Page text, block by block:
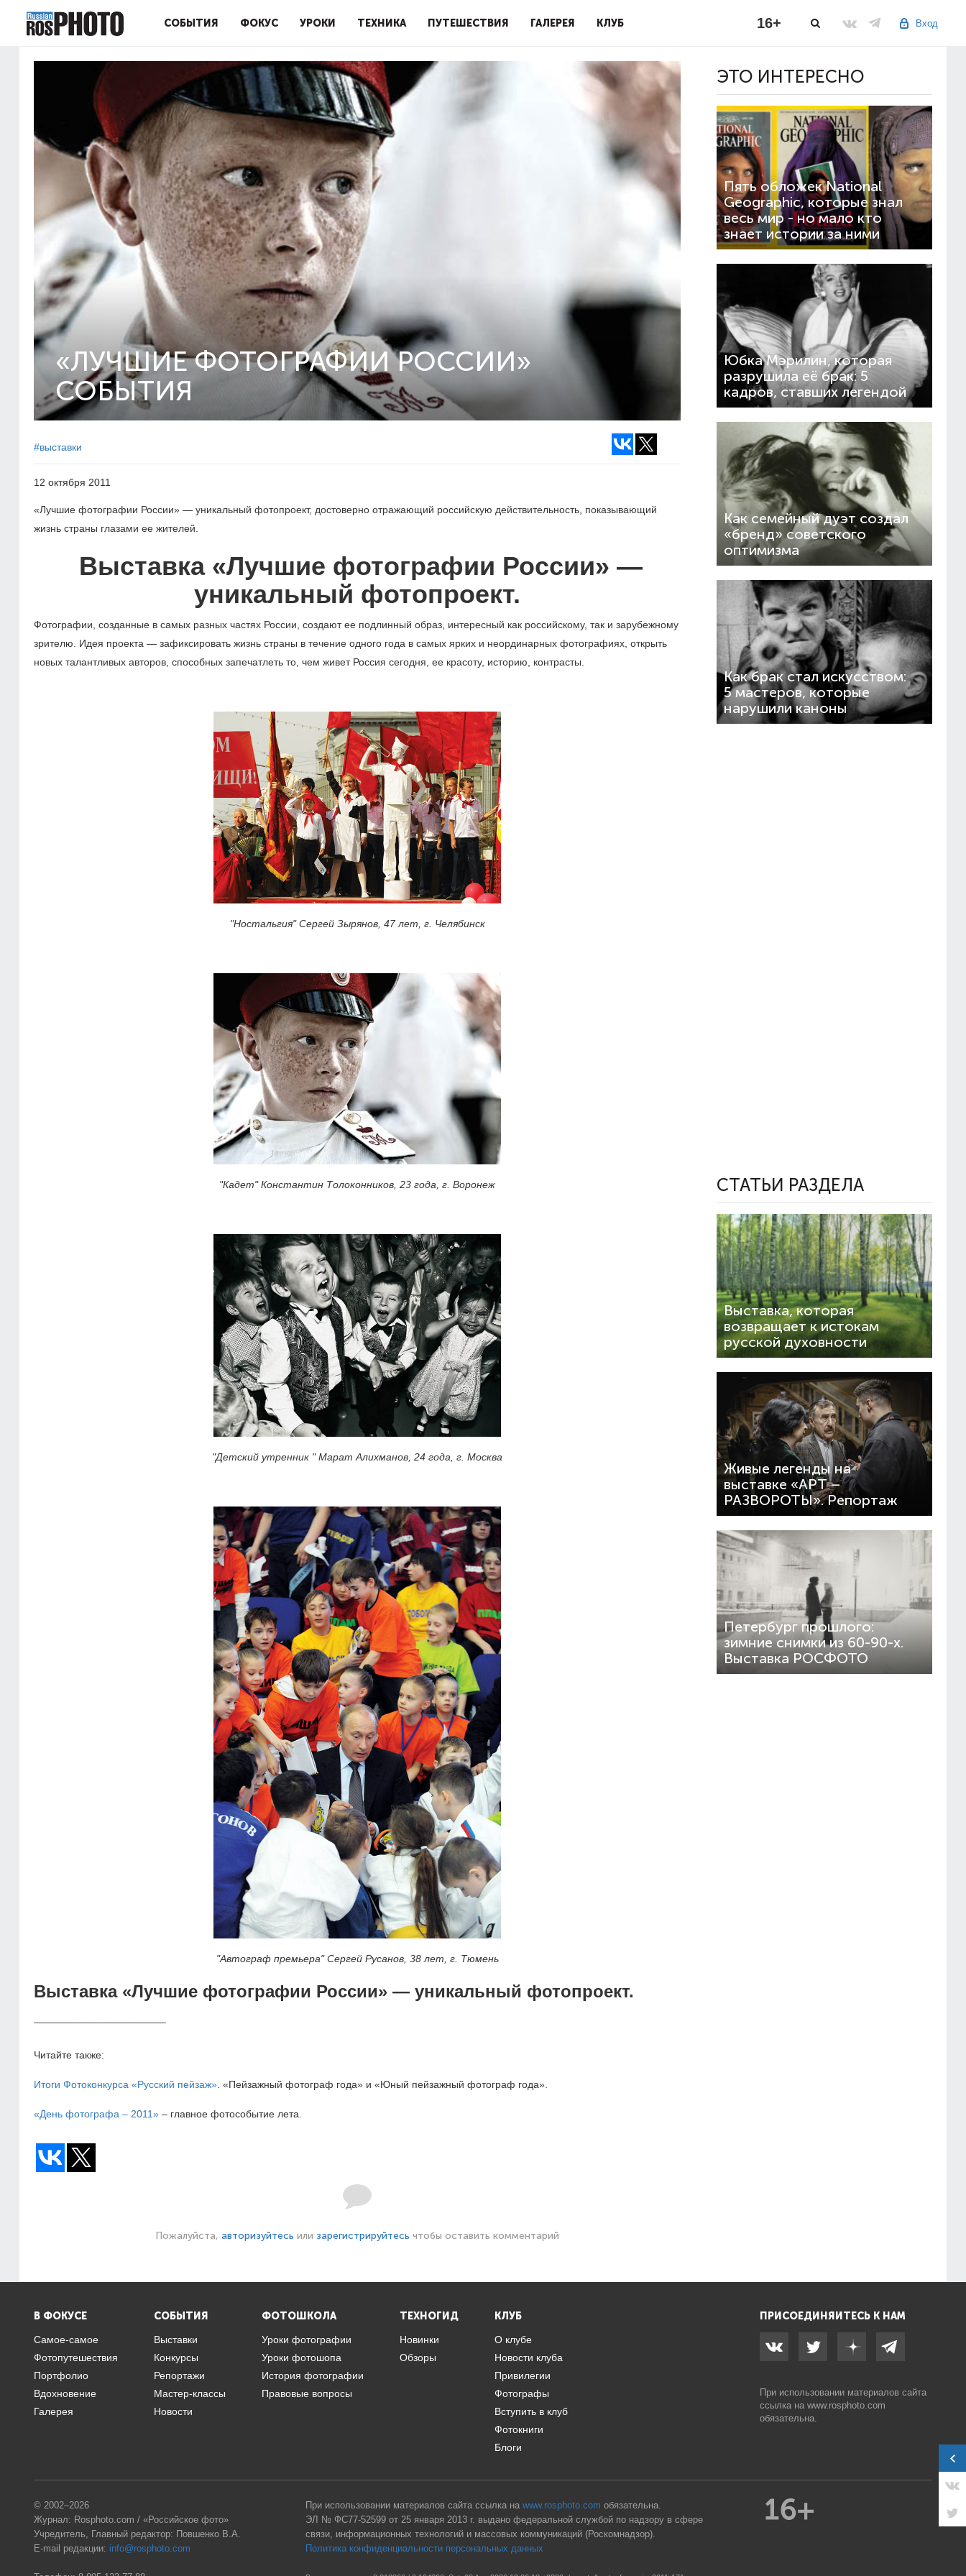
СОБЫТИЯ ФОКУС УРОКИ ТЕХНИКА ПУТЕШЕСТВИЯ ГАЛЕРЕЯ КЛУБ Вход
16+
«ЛУЧШИЕ ФОТОГРАФИИ РОССИИ»
СОБЫТИЯ
#выставки
12 октября 2011
«Лучшие фотографии России» — уникальный фотопроект, достоверно отражающий российскую действительность, показывающий
жизнь страны глазами ее жителей.
Выставка «Лучшие фотографии России» —
уникальный фотопроект.
Фотографии, созданные в самых разных частях России, создают ее подлинный образ, интересный как российскому, так и зарубежному
зрителю. Идея проекта — зафиксировать жизнь страны в течение одного года в самых ярких и неординарных фотографиях, открыть
новых талантливых авторов, способных запечатлеть то, чем живет Россия сегодня, ее красоту, историю, контрасты.
"Ностальгия" Сергей Зырянов, 47 лет, г. Челябинск
"Кадет" Константин Толоконников, 23 года, г. Воронеж
"Детский утренник " Марат Алихманов, 24 года, г. Москва
"Автограф премьера" Сергей Русанов, 38 лет, г. Тюмень
Выставка «Лучшие фотографии России» — уникальный фотопроект.
Читайте также:
Итоги Фотоконкурса «Русский пейзаж» . «Пейзажный фотограф года» и «Юный пейзажный фотограф года».
«День фотографа – 2011» – главное фотособытие лета.
Пожалуйста, авторизуйтесь или зарегистрируйтесь чтобы оставить комментарий
ЭТО ИНТЕРЕСНО
Пять обложек National
Geographic, которые знал
весь мир - но мало кто
знает истории за ними
Юбка Мэрилин, которая
разрушила её брак: 5
кадров, ставших легендой
Как семейный дуэт создал
«бренд» советского
оптимизма
Как брак стал искусством:
5 мастеров, которые
нарушили каноны
СТАТЬИ РАЗДЕЛА
Выставка, которая
возвращает к истокам
русской духовности
Живые легенды на
выставке «АРТ –
РАЗВОРОТЫ». Репортаж
Петербург прошлого:
зимние снимки из 60-90-х.
Выставка РОСФОТО
В ФОКУСЕ
Самое-самое
Фотопутешествия
Портфолио
Вдохновение
Галерея
СОБЫТИЯ
Выставки
Конкурсы
Репортажи
Мастер-классы
Новости
ФОТОШКОЛА
Уроки фотографии
Уроки фотошопа
История фотографии
Правовые вопросы
ТЕХНОГИД
Новинки
Обзоры
КЛУБ
О клубе
Новости клуба
Привилегии
Фотографы
Вступить в клуб
Фотокниги
Блоги
ПРИСОЕДИНЯЙТЕСЬ К НАМ
При использовании материалов сайта
ссылка на www.rosphoto.com
обязательна.
© 2002–2026
Журнал: Rosphoto.com / «Российское фото»
Учредитель, Главный редактор: Повшенко В.А.
E-mail редакции: info@rosphoto.com
При использовании материалов сайта ссылка на www.rosphoto.com обязательна.
ЭЛ № ФС77-52599 от 25 января 2013 г. выдано федеральной службой по надзору в сфере
связи, информационных технологий и массовых коммуникаций (Роскомнадзор).
Политика конфиденциальности персональных данных